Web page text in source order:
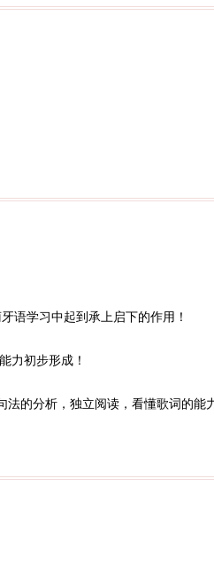
语学习中起到承上启下的作用！
力初步形成！
的分析，独立阅读，看懂歌词的能